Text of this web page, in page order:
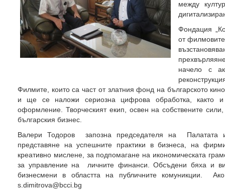
между
Фондация
от
начело с
Филмите, които са част от златния фонд на българското
и ще се наложи сериозна цифрова обработка, както
оформление. Творческият екип, освен на собствените
българския бизнес.
Валери Тодоров запозна председателя на
представяне на успешните практики в бизнеса, на
креативно мислене, за подпомагане на икономическата
за управление на личните финанси. Обсъдени бяха и
бизнесмени в областта на публичните комуникции.
s.dimitrova@bcci.bg